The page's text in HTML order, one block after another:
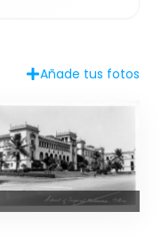
Añade tus fotos